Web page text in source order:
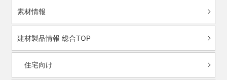
素材情報
建材製品情報 総合TOP
住宅向け